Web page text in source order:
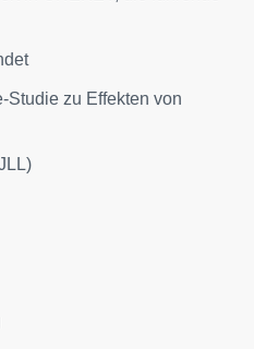
Studie zu Effekten von